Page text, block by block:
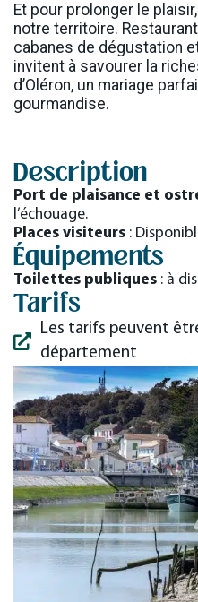
Et pour prolonger le
notre territoire.
cabanes de dégustation
invitent à savourer la
d’Oléron, un mariage
gourmandise.
Description
Port de plaisance et
l’échouage.
Places visiteurs :
Équipements
Toilettes publiques : à
Tarifs
Les tarifs peuvent
département